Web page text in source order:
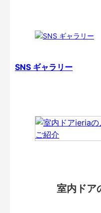
SNS ギャラリー
室内ドア